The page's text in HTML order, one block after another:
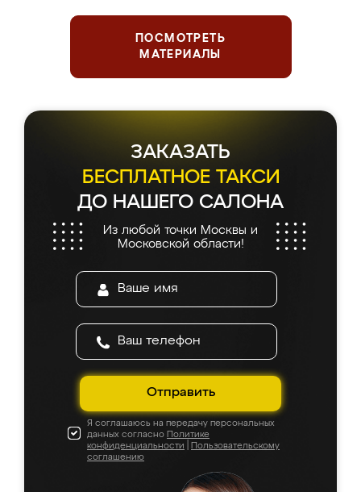
ПОСМОТРЕТЬ
МАТЕРИАЛЫ
ЗАКАЗАТЬ
БЕСПЛАТНОЕ ТАКСИ
ДО НАШЕГО САЛОНА
Из любой точки Москвы и
Московской области!
Отправить
Я соглашаюсь на передачу персональных
данных согласно Политике
конфиденциальности
Пользовательскому
соглашению